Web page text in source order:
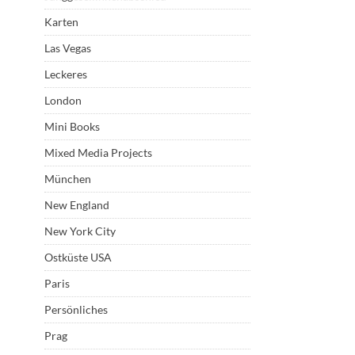
Karten
Las Vegas
Leckeres
London
Mini Books
Mixed Media Projects
München
New England
New York City
Ostküste USA
Paris
Persönliches
Prag